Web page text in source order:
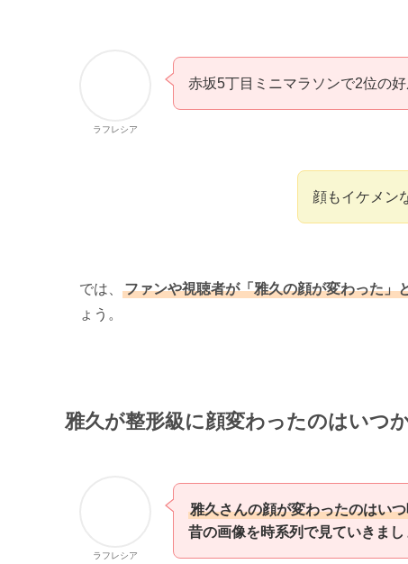
ラフレシア
赤坂5丁目ミニマラソンで2位の
顔もイケメン
では、 ファンや視聴者が「雅久の顔が変わった」
ょう。
雅久が整形級に顔変わったのはいつ
ラフレシア
雅久さんの顔が変わったのはい
昔の画像を時系列で見ていきまし